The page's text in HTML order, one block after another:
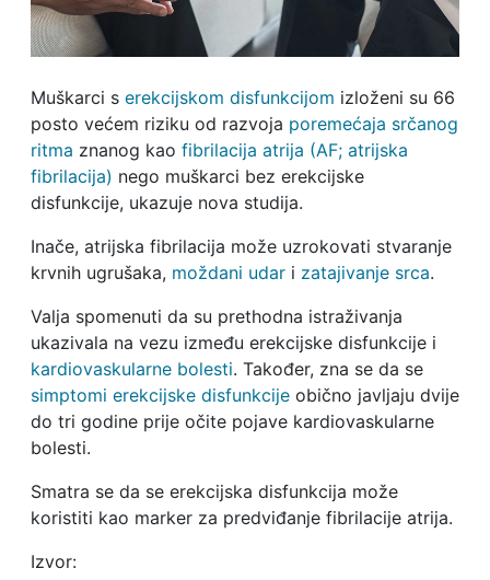
Muškarci s erekcijskom disfunkcijom izloženi su 66
posto većem riziku od razvoja poremećaja srčanog
ritma znanog kao fibrilacija atrija (AF; atrijska
fibrilacija) nego muškarci bez erekcijske
disfunkcije, ukazuje nova studija.
Inače, atrijska fibrilacija može uzrokovati stvaranje
krvnih ugrušaka, moždani udari zatajivanje srca.
Valja spomenuti da su prethodna istraživanja
ukazivala na vezu između erekcijske disfunkcije i
kardiovaskularne bolesti. Također, zna se da se
simptomi erekcijske disfunkcijeobično javljaju dvije
do tri godine prije očite pojave kardiovaskularne
bolesti.
Smatra se da se erekcijska disfunkcija može
koristiti kao marker za predviđanje fibrilacije atrija.
Izvor: